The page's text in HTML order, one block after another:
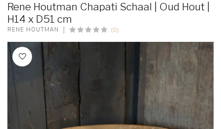
Rene Houtman Chapati Schaal | Oud Hout |
H14 x D51 cm
RENE HOUTMAN (0)